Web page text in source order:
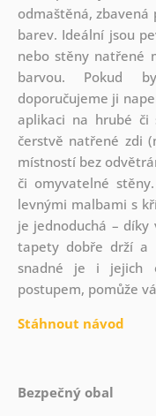
odmaštěná, zbavená
barev. Ideální jsou
nebo stěny natřené
barvou. Pokud
doporučujeme ji
aplikaci na hrubé či
čerstvě natřené zdi
místností bez
či omyvatelné
levnými malbami s
je jednoduchá –
tapety dobře drží a
snadné je i jejich
postupem, pomůže
Stáhnout návod
Bezpečný obal